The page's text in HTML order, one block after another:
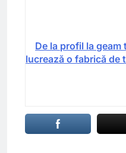
De la profil la
lucrează o fabrică de